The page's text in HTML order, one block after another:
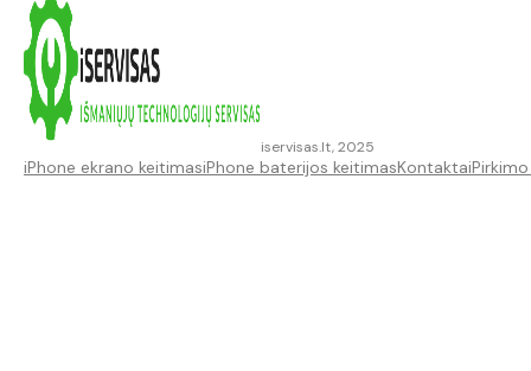
iservisas.lt, 2025
iPhone ekrano keitimasiPhone baterijos keitimasKontaktai